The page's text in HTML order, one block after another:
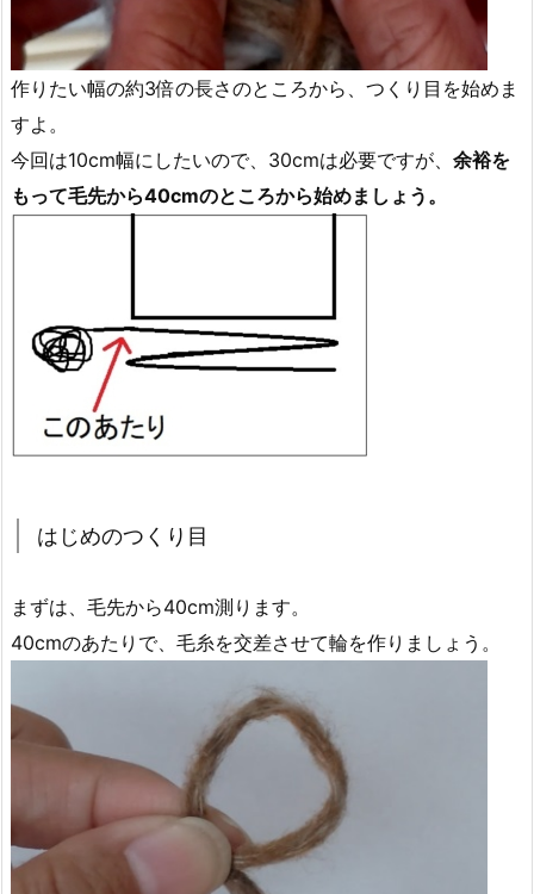
作りたい幅の約3倍の長さのところから、つくり目を始めま
すよ。
今回は10cm幅にしたいので、30cmは必要ですが、 余裕を
もって毛先から40cmのところから始めましょう。
はじめのつくり目
まずは、毛先から40cm測ります。
40cmのあたりで、毛糸を交差させて輪を作りましょう。